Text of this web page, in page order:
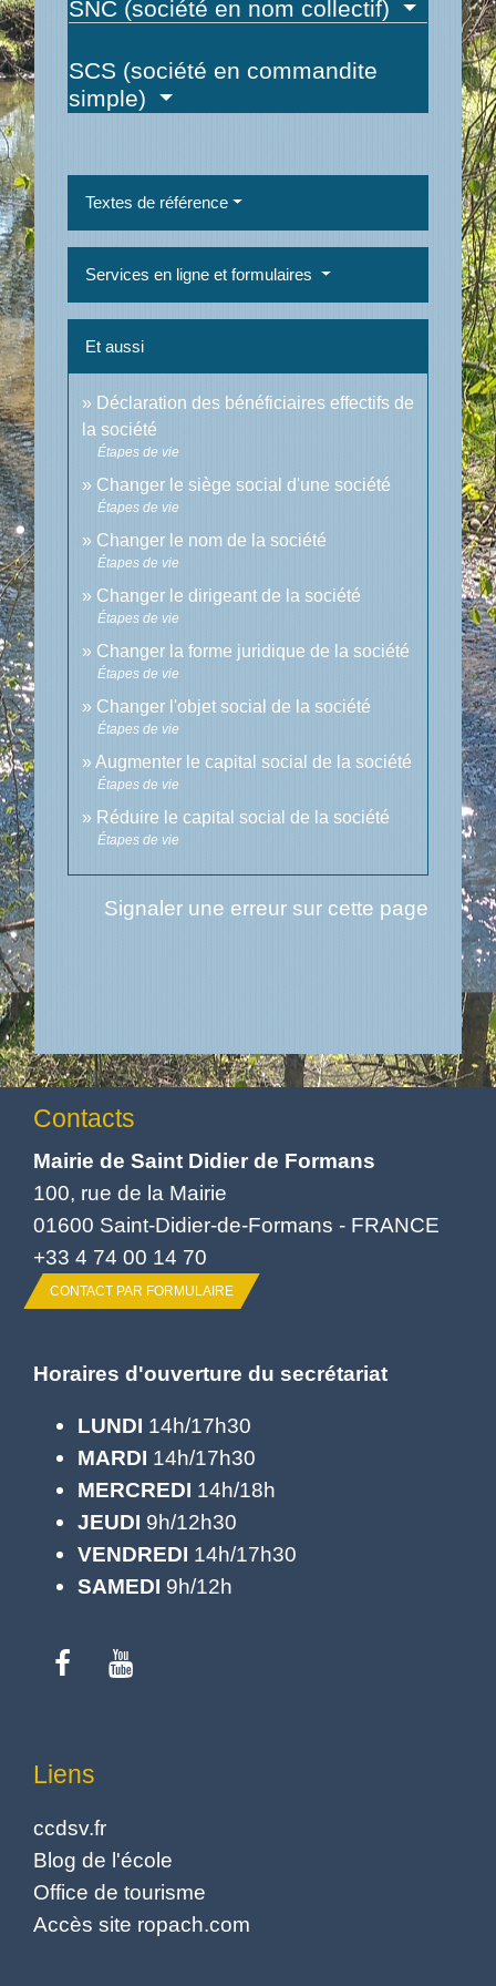
SNC (société en nom collectif)
SCS (société en commandite
simple)
Textes de référence
Services en ligne et formulaires
Et aussi
Déclaration des bénéficiaires effectifs de
la société
Étapes de vie
Changer le siège social d'une société
Étapes de vie
Changer le nom de la société
Étapes de vie
Changer le dirigeant de la société
Étapes de vie
Changer la forme juridique de la société
Étapes de vie
Changer l'objet social de la société
Étapes de vie
Augmenter le capital social de la société
Étapes de vie
Réduire le capital social de la société
Étapes de vie
Signaler une erreur sur cette page
Contacts
Mairie de Saint Didier de Formans
100, rue de la Mairie
01600 Saint-Didier-de-Formans - FRANCE
+33 4 74 00 14 70
CONTACT PAR FORMULAIRE
Horaires d'ouverture du secrétariat
LUNDI 14h/17h30
MARDI 14h/17h30
MERCREDI 14h/18h
JEUDI 9h/12h30
VENDREDI 14h/17h30
SAMEDI 9h/12h
Liens
ccdsv.fr
Blog de l'école
Office de tourisme
Accès site ropach.com